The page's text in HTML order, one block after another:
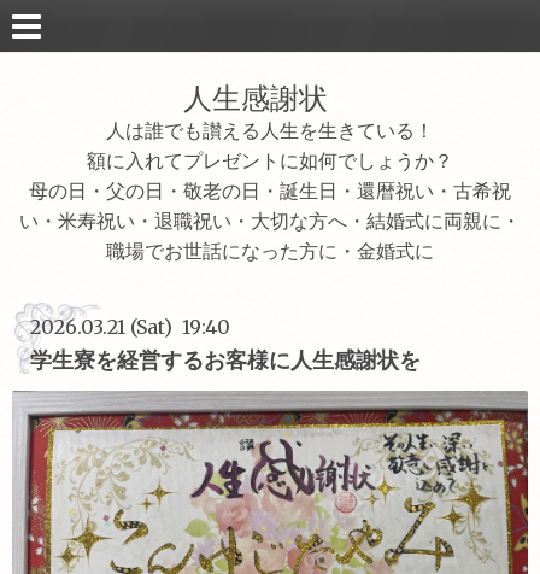
人生感謝状
人は誰でも讃える人生を生きている！
額に入れてプレゼントに如何でしょうか？
母の日・父の日・敬老の日・誕生日・還暦祝い・古希祝
い・米寿祝い・退職祝い・大切な方へ・結婚式に両親に・
職場でお世話になった方に・金婚式に
2026.03.21 (Sat) 19:40
学生寮を経営するお客様に人生感謝状を